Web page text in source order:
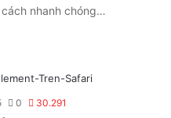
nhanh chóng…
0 30.291